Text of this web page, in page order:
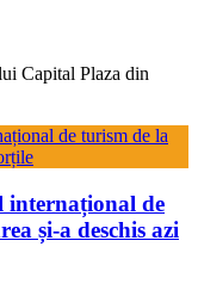
Capital Plaza din
internațional de
și-a deschis azi